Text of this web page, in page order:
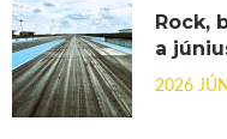
Rock,
a
2026